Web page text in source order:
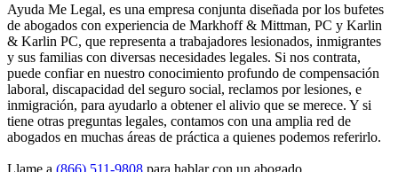
Ayuda Me Legal, es una empresa conjunta diseñada por los bufetes
de abogados con experiencia de Markhoff & Mittman, PC y Karlin
& Karlin PC, que representa a trabajadores lesionados, inmigrantes
y sus familias con diversas necesidades legales. Si nos contrata,
puede confiar en nuestro conocimiento profundo de compensación
laboral, discapacidad del seguro social, reclamos por lesiones, e
inmigración, para ayudarlo a obtener el alivio que se merece. Y si
tiene otras preguntas legales, contamos con una amplia red de
abogados en muchas áreas de práctica a quienes podemos referirlo.
Llame a (866) 511-9808 para hablar con un abogado.